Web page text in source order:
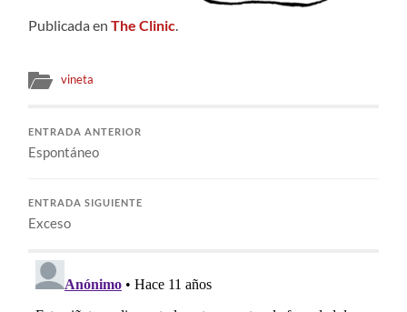
Publicada enThe Clinic
vineta
ENTRADA ANTERIOR
Espontáneo
ENTRADA SIGUIENTE
Exceso